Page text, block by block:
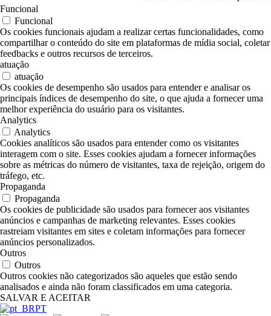
Funcional
Funcional
Os cookies funcionais ajudam a realizar certas funcionalidades, como
compartilhar o conteúdo do site em plataformas de mídia social, coletar
feedbacks e outros recursos de terceiros.
atuação
atuação
Os cookies de desempenho são usados para entender e analisar os
principais índices de desempenho do site, o que ajuda a fornecer uma
melhor experiência do usuário para os visitantes.
Analytics
Analytics
Cookies analíticos são usados para entender como os visitantes
interagem com o site. Esses cookies ajudam a fornecer informações
sobre as métricas do número de visitantes, taxa de rejeição, origem do
tráfego, etc.
Propaganda
Propaganda
Os cookies de publicidade são usados para fornecer aos visitantes
anúncios e campanhas de marketing relevantes. Esses cookies
rastreiam visitantes em sites e coletam informações para fornecer
anúncios personalizados.
Outros
Outros
Outros cookies não categorizados são aqueles que estão sendo
analisados e ainda não foram classificados em uma categoria.
SALVAR E ACEITAR
PT